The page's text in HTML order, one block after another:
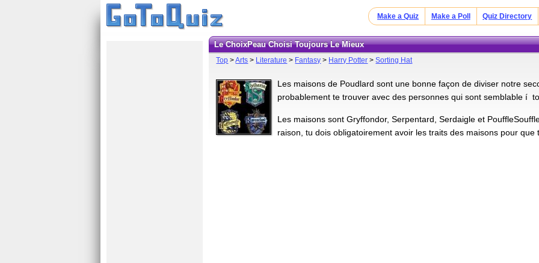
Make a Quiz Make a Poll Quiz Directory
Le ChoixPeau Choisi Toujours Le Mieux
Top >Arts > Literature > Fantasy > Harry Potter >Sorting Hat
Les maisons de Poudlard sont une bonne façon de diviser notre
probablement te trouver avec des personnes qui sont semblable í
Les maisons sont Gryffondor, Serpentard, Serdaigle et
raison, tu dois obligatoirement avoir les traits des maisons pour que